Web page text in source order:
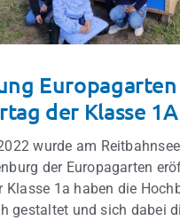
Europagarten
der Klasse 1A
wurde am
der Europagarten
Klasse 1a haben die
gestaltet und sich dabei